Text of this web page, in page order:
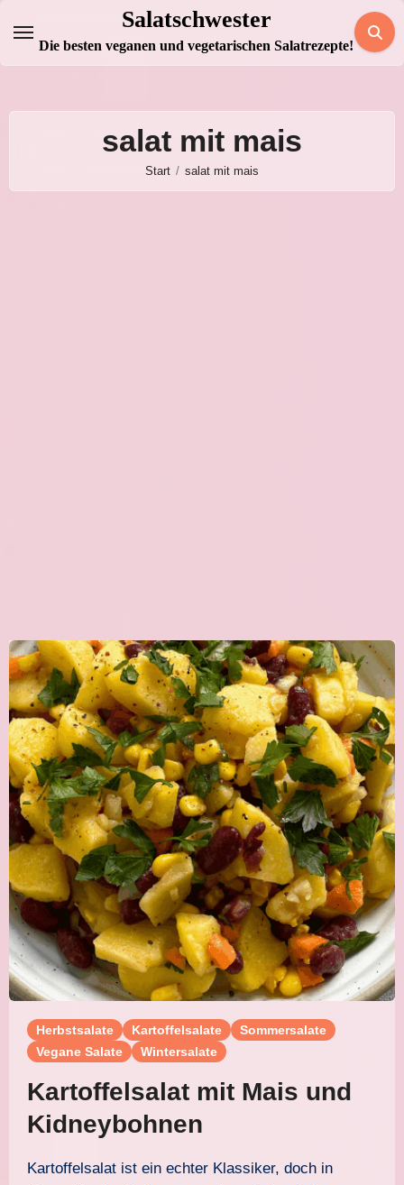
Inhalt
springen
Salatschwester
Die besten veganen und vegetarischen Salatrezepte!
salat mit mais
Start salat mit mais
Herbstsalate Kartoffelsalate
Sommersalate
Vegane Salate
Wintersalate
Kartoffelsalat mit Mais und
Kidneybohnen
Kartoffelsalat ist ein echter Klassiker, doch in